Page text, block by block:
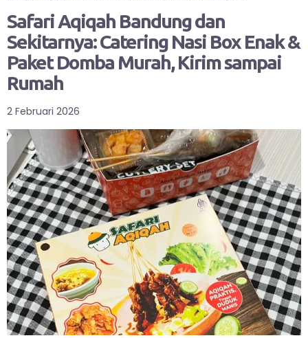
Safari Aqiqah Bandung dan
Sekitarnya: Catering Nasi Box Enak &
Paket Domba Murah, Kirim sampai
Rumah
2 Februari 2026